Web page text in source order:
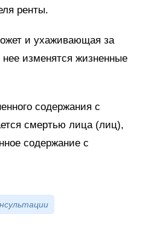
ренты.
и ухаживающая за
изменятся жизненные
содержания с
смертью лица (лиц),
содержание с